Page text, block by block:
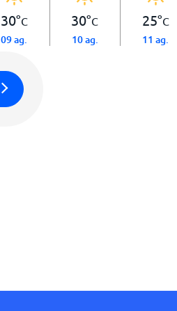
30°C
09 ag.
30°C
10 ag.
25°C
11 ag.